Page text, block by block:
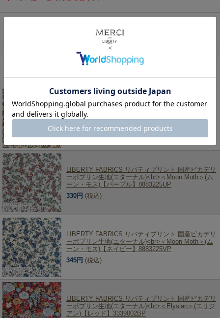
ナル)＜Moon Moth＞(ムーン・モス)【ブラウン】8883225DP
この商品を見た人は、こちらの商品もチェックしています！
LIBERTY FABRICS リバティプリント 国産ピカデリ
ーポプリン生地(エターナル)<br>＜Moon Moth＞(ム
ーン・モス)【グリーン】8883225EP
330円 (税込)
LIBERTY FABRICS リバティプリント 国産ピカデリ
ーポプリン生地(エターナル)<br>＜Moon Moth＞(ム
ーン・モス)【パープル】8883225UP
330円 (税込)
LIBERTY FABRICS リバティプリント 国産ピカデリ
ーポプリン生地(エターナル)<br>＜Moon Moth＞(ム
ーン・モス)【ネイビー】8883225VP
345円 (税込)
LIBERTY FABRICS リバティプリント 国産ピカデリ
ーポプリン生地(エターナル)<br>＜Elysian＞(エリジ
アン)【レッド】3339002BP